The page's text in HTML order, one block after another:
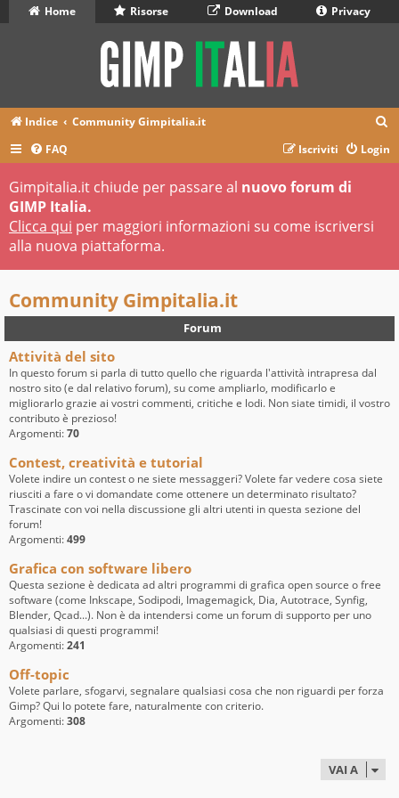
Home Risorse Download Privacy
Indice Community Gimpitalia.it
r
FAQ Login
Iscriviti
Gimpitalia.it chiude per passare al nuovo forum di
GIMP Italia.
Clicca qui per maggiori informazioni su come iscriversi
alla nuova piattaforma.
Community Gimpitalia.it
Forum
Attività del sito
In questo forum si parla di tutto quello che riguarda l'attività intrapresa dal
nostro sito (e dal relativo forum), su come ampliarlo, modificarlo e
migliorarlo grazie ai vostri commenti, critiche e lodi. Non siate timidi, il vostro
contributo è prezioso!
Argomenti:70
Contest, creatività e tutorial
Volete indire un contest o ne siete messaggeri? Volete far vedere cosa siete
riusciti a fare o vi domandate come ottenere un determinato risultato?
Trascinate con voi nella discussione gli altri utenti in questa sezione del
forum!
Argomenti:499
Grafica con software libero
Questa sezione è dedicata ad altri programmi di grafica open source o free
software (come Inkscape, Sodipodi, Imagemagick, Dia, Autotrace, Synfig,
Blender, Qcad...). Non è da intendersi come un forum di supporto per uno
qualsiasi di questi programmi!
Argomenti:241
Off-topic
Volete parlare, sfogarvi, segnalare qualsiasi cosa che non riguardi per forza
Gimp? Qui lo potete fare, naturalmente con criterio.
Argomenti:308
VAI A